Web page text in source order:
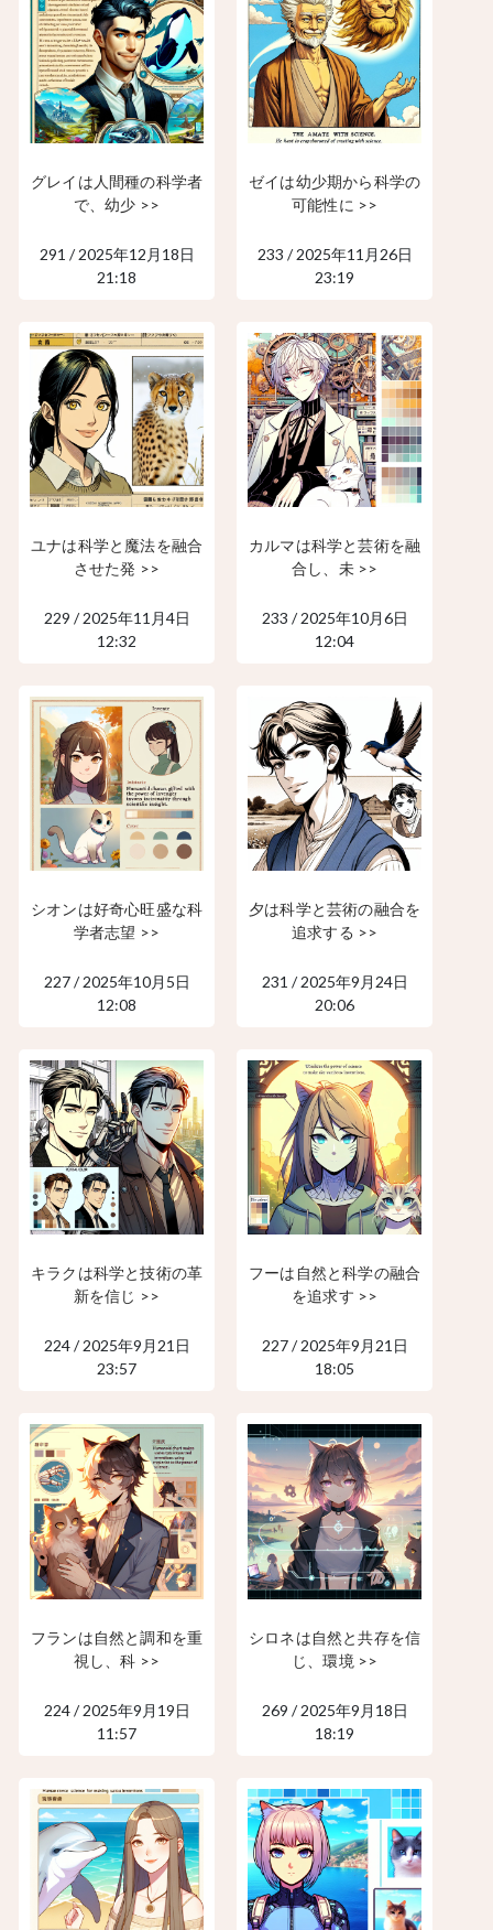
グレイは人間種の科学者
で、幼少 >>
291 / 2025年12月18日
21:18
ゼイは幼少期から科学の
可能性に >>
233 / 2025年11月26日
23:19
ユナは科学と魔法を融合
させた発 >>
229 / 2025年11月4日
12:32
カルマは科学と芸術を融
合し、未 >>
233 / 2025年10月6日
12:04
シオンは好奇心旺盛な科
学者志望 >>
227 / 2025年10月5日
12:08
夕は科学と芸術の融合を
追求する >>
231 / 2025年9月24日
20:06
キラクは科学と技術の革
新を信じ >>
224 / 2025年9月21日
23:57
フーは自然と科学の融合
を追求す >>
227 / 2025年9月21日
18:05
フランは自然と調和を重
視し、科 >>
224 / 2025年9月19日
11:57
シロネは自然と共存を信
じ、環境 >>
269 / 2025年9月18日
18:19